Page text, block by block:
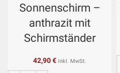
Sonnenschirm –
anthrazit mit
Schirmständer
42,90€ inkl. MwSt.